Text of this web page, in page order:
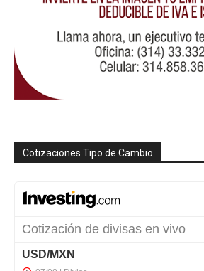
Cotizaciones Tipo de Cambio